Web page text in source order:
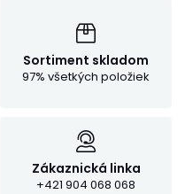
Sortiment skladom
97% všetkých položiek
Zákaznická linka
+421 904 068 068